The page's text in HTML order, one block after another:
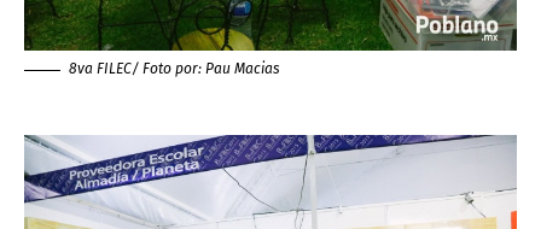
8va FILEC/ Foto por: Pau Macias